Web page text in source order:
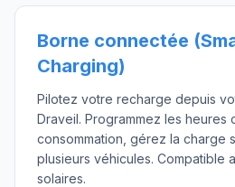
Borne connectée
Charging)
Pilotez votre recharge depuis
Draveil. Programmez les heures
consommation, gérez la charge
plusieurs véhicules. Compatible
solaires.